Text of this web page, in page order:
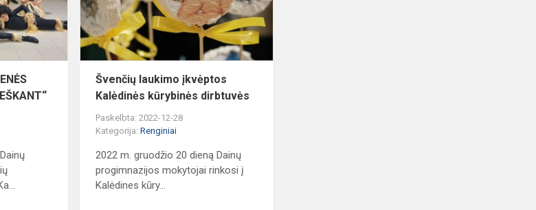
„KALĖDŲ
BEIEŠKANT“
Švenčių laukimo įkvėptos
Kalėdinės kūrybinės dirbtuvės
Paskelbta: 2022-12-28
Kategorija:Renginiai
2022 m. gruodžio 20 dieną Dainų
progimnazijos mokytojai rinkosi į
Kalėdines kūry...